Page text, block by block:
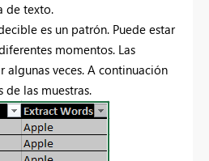
de texto.
es un patrón. Puede estar
momentos. Las
algunas veces. A continuación
de las muestras.